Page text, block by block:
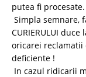
putea fi procesate.
Simpla semnare,
CURIERULUI
oricarei reclamatii
deficiente !
In cazul ridicarii